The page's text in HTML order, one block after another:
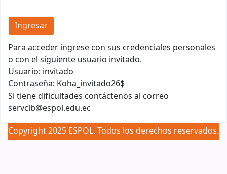
Para acceder ingrese con sus credenciales personales
o con el siguiente usuario invitado.
Usuario: invitado
Contraseña: Koha_invitado26$
Si tiene dificultades contáctenos al correo
servcib@espol.edu.ec
Copyright 2025 ESPOL. Todos los derechos reservados.